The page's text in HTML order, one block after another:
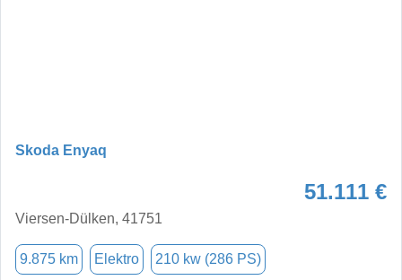
Skoda Enyaq
51.111 €
Viersen-Dülken, 41751
9.875 km Elektro 210 kw (286 PS)